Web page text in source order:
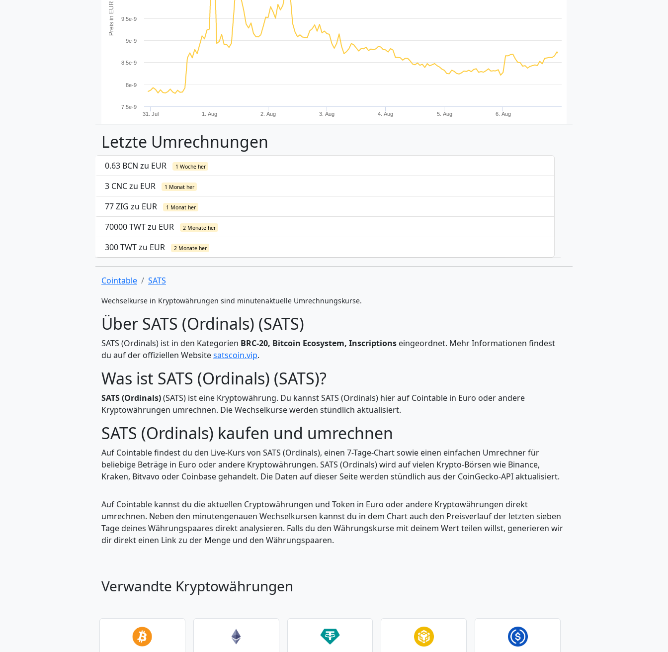
Preis in EUR
31. Jul 1. Aug 2. Aug 3. Aug 4. Aug 5. Aug 6. Aug
7.5e-9
8e-9
8.5e-9
9e-9
9.5e-9
Letzte Umrechnungen
0.63 BCN zu EUR 1 Woche her
3 CNC zu EUR 1 Monat her
77 ZIG zu EUR 1 Monat her
70000 TWT zu EUR 2 Monate her
300 TWT zu EUR 2 Monate her
Cointable SATS
Wechselkurse in Kryptowährungen sind minutenaktuelle Umrechnungskurse.
Über SATS (Ordinals) (SATS)
SATS (Ordinals) ist in den Kategorien BRC-20, Bitcoin Ecosystem, Inscriptions eingeordnet. Mehr Informationen findest
du auf der offiziellen Websitesatscoin.vip.
Was ist SATS (Ordinals) (SATS)?
SATS (Ordinals)(SATS) ist eine Kryptowährung. Du kannst SATS (Ordinals) hier auf Cointable in Euro oder andere
Kryptowährungen umrechnen. Die Wechselkurse werden stündlich aktualisiert.
SATS (Ordinals) kaufen und umrechnen
Auf Cointable findest du den Live-Kurs von SATS (Ordinals), einen 7-Tage-Chart sowie einen einfachen Umrechner für
beliebige Beträge in Euro oder andere Kryptowährungen. SATS (Ordinals) wird auf vielen Krypto-Börsen wie Binance,
Kraken, Bitvavo oder Coinbase gehandelt. Die Daten auf dieser Seite werden stündlich aus der CoinGecko-API aktualisiert.
Auf Cointable kannst du die aktuellen Cryptowährungen und Token in Euro oder andere Kryptowährungen direkt
umrechnen. Neben den minutengenauen Wechselkursen kannst du in dem Chart auch den Preisverlauf der letzten sieben
Tage deines Währungspaares direkt analysieren. Falls du den Währungskurse mit deinem Wert teilen willst, generieren wir
dir direkt einen Link zu der Menge und den Währungspaaren.
Verwandte Kryptowährungen